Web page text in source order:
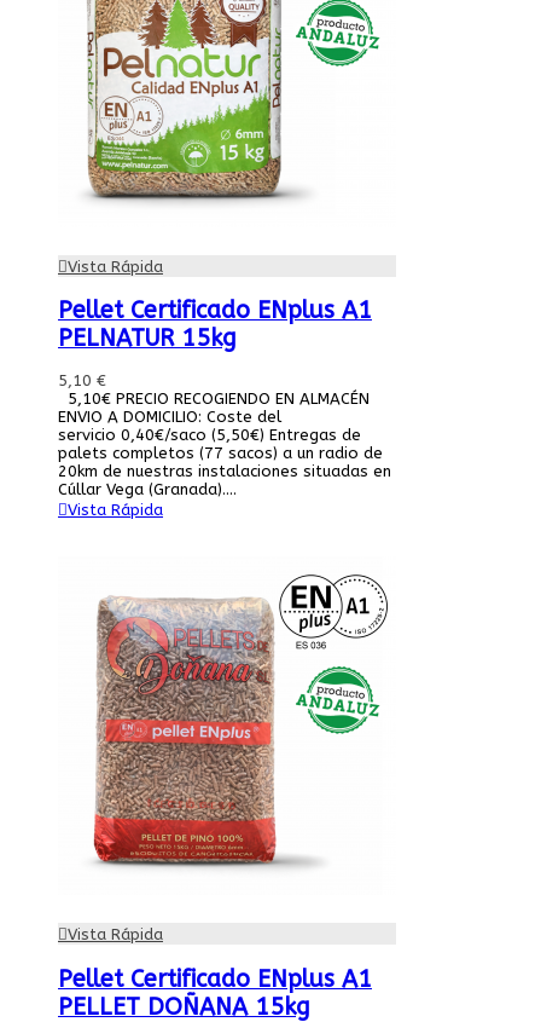
Vista Rápida
Pellet Certificado ENplus A1
PELNATUR 15kg
5,10 €
5,10€ PRECIO RECOGIENDO EN ALMACÉN
ENVIO A DOMICILIO: Coste del
servicio 0,40€/saco (5,50€) Entregas de
palets completos (77 sacos) a un radio de
20km de nuestras instalaciones situadas en
Cúllar Vega (Granada)....
Vista Rápida
Vista Rápida
Pellet Certificado ENplus A1
PELLET DOÑANA 15kg